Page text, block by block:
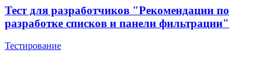
Тест для разработчиков "Рекомендации по
разработке списков и панели фильтрации"
Тестирование